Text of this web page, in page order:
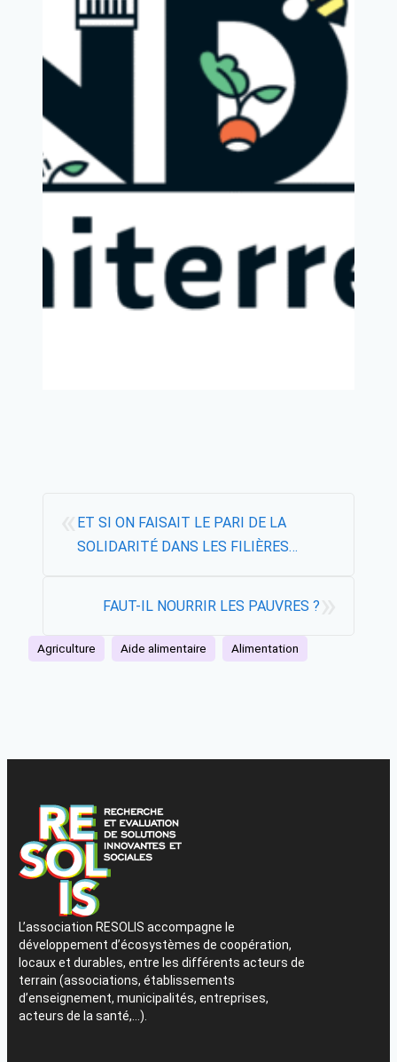
ET SI ON FAISAIT LE PARI DE LA
SOLIDARITÉ DANS LES FILIÈRES
FAUT-IL NOURRIR LES PAUVRES ?
Agriculture Aide alimentaire Alimentation
L’association RESOLIS accompagne le
développement d’écosystèmes de coopération,
locaux et durables, entre les différents acteurs de
terrain (associations, établissements
d’enseignement, municipalités, entreprises,
acteurs de la santé,…).